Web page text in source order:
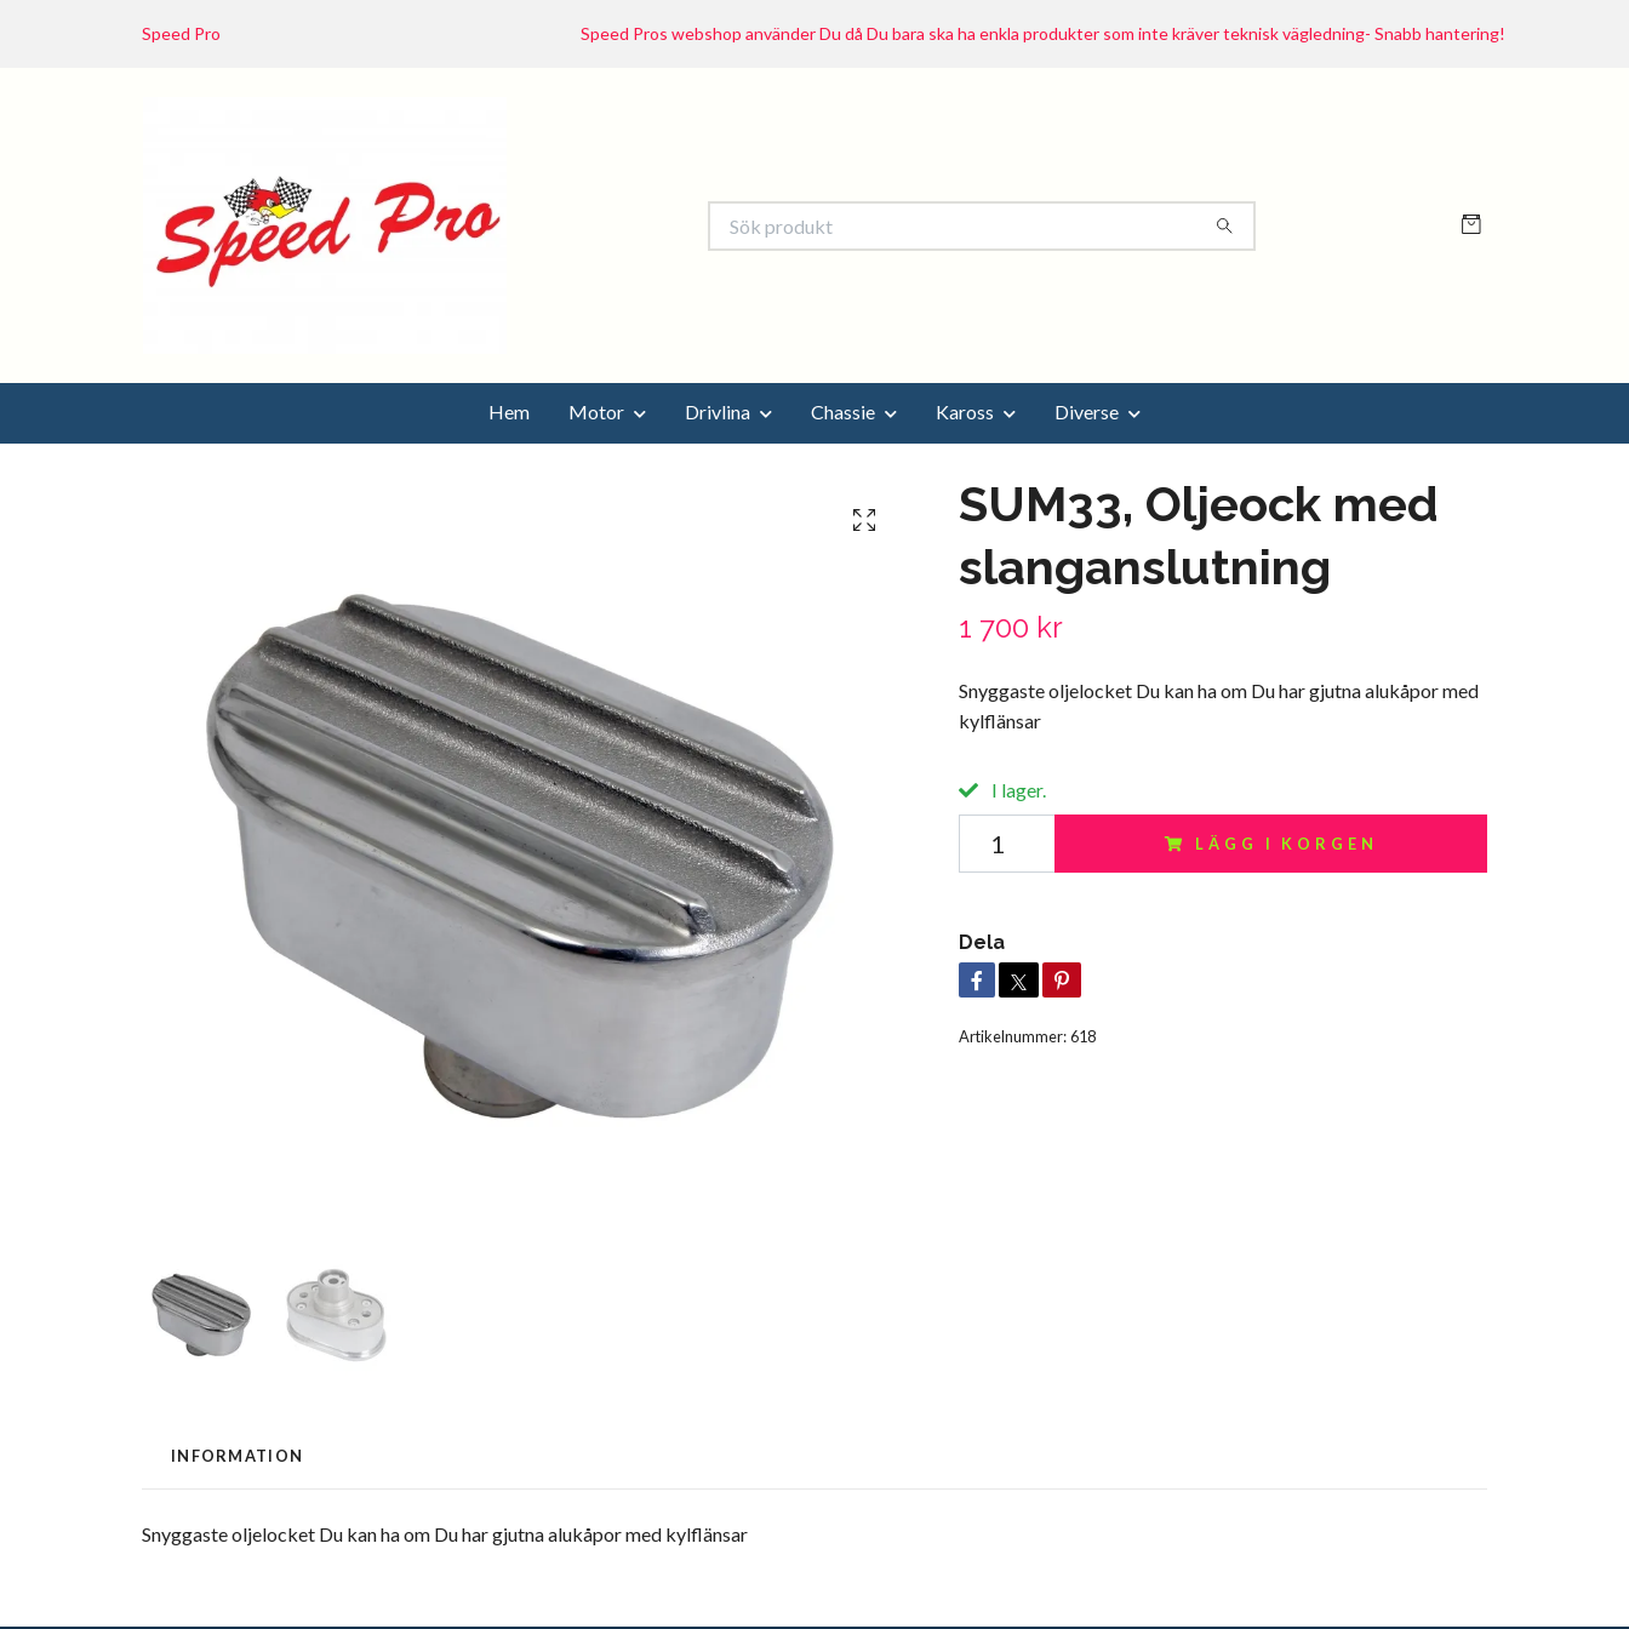
Speed Pro Speed Pros webshop använder Du då Du bara ska ha enkla produkter som inte kräver teknisk vägledning- Snabb hantering!
Hem Motor Drivlina Chassie Kaross Diverse
SUM33, Oljeock med
slanganslutning
1 700 kr
Snyggaste oljelocket Du kan ha om Du har gjutna alukåpor med
kylflänsar
I lager.
LÄGG I KORGEN
Dela
Artikelnummer:618
INFORMATION
Snyggaste oljelocket Du kan ha om Du har gjutna alukåpor med kylflänsar